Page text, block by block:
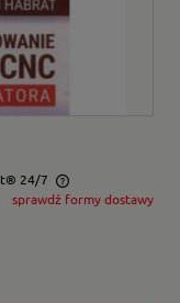
24/7
sprawdź formy dostawy